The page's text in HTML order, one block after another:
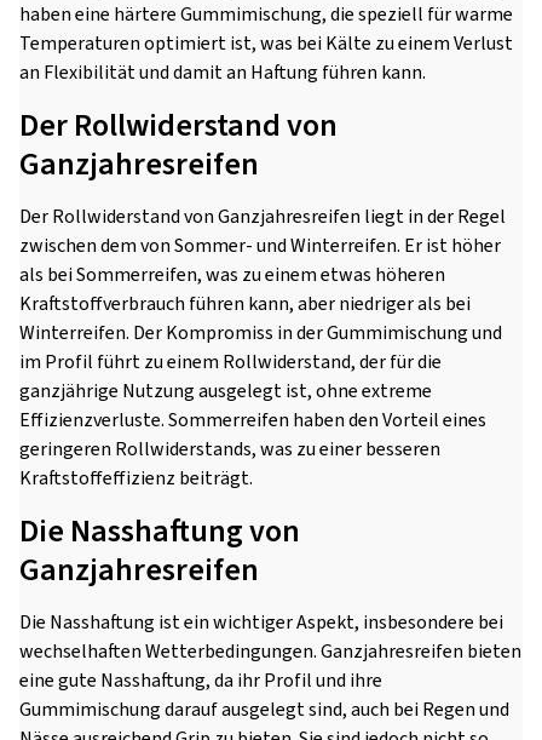
haben eine härtere Gummimischung, die speziell für warme
Temperaturen optimiert ist, was bei Kälte zu einem Verlust
an Flexibilität und damit an Haftung führen kann.
Der Rollwiderstand von
Ganzjahresreifen
Der Rollwiderstand von Ganzjahresreifen liegt in der Regel
zwischen dem von Sommer- und Winterreifen. Er ist höher
als bei Sommerreifen, was zu einem etwas höheren
Kraftstoffverbrauch führen kann, aber niedriger als bei
Winterreifen. Der Kompromiss in der Gummimischung und
im Profil führt zu einem Rollwiderstand, der für die
ganzjährige Nutzung ausgelegt ist, ohne extreme
Effizienzverluste. Sommerreifen haben den Vorteil eines
geringeren Rollwiderstands, was zu einer besseren
Kraftstoffeffizienz beiträgt.
Die Nasshaftung von
Ganzjahresreifen
Die Nasshaftung ist ein wichtiger Aspekt, insbesondere bei
wechselhaften Wetterbedingungen. Ganzjahresreifen bieten
eine gute Nasshaftung, da ihr Profil und ihre
Gummimischung darauf ausgelegt sind, auch bei Regen und